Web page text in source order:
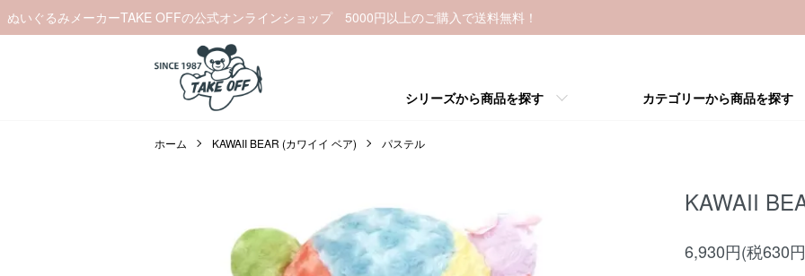
ぬいぐるみメーカーTAKE OFFの公式オンラインショップ 5000円以上のご購入で送料無料！
シリーズから商品を探す カテゴリーから商品を探す
ホーム KAWAII BEAR (カワイイ ベア) パステル
KAWAII
6,930円(税630